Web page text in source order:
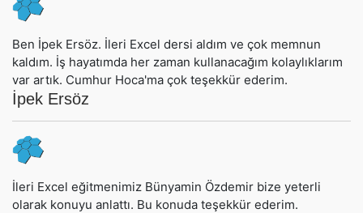
Ben İpek Ersöz. İleri Excel dersi aldım ve çok memnun
kaldım. İş hayatımda her zaman kullanacağım kolaylıklarım
var artık. Cumhur Hoca'ma çok teşekkür ederim.
İpek Ersöz
İleri Excel eğitmenimiz Bünyamin Özdemir bize yeterli
olarak konuyu anlattı. Bu konuda teşekkür ederim.